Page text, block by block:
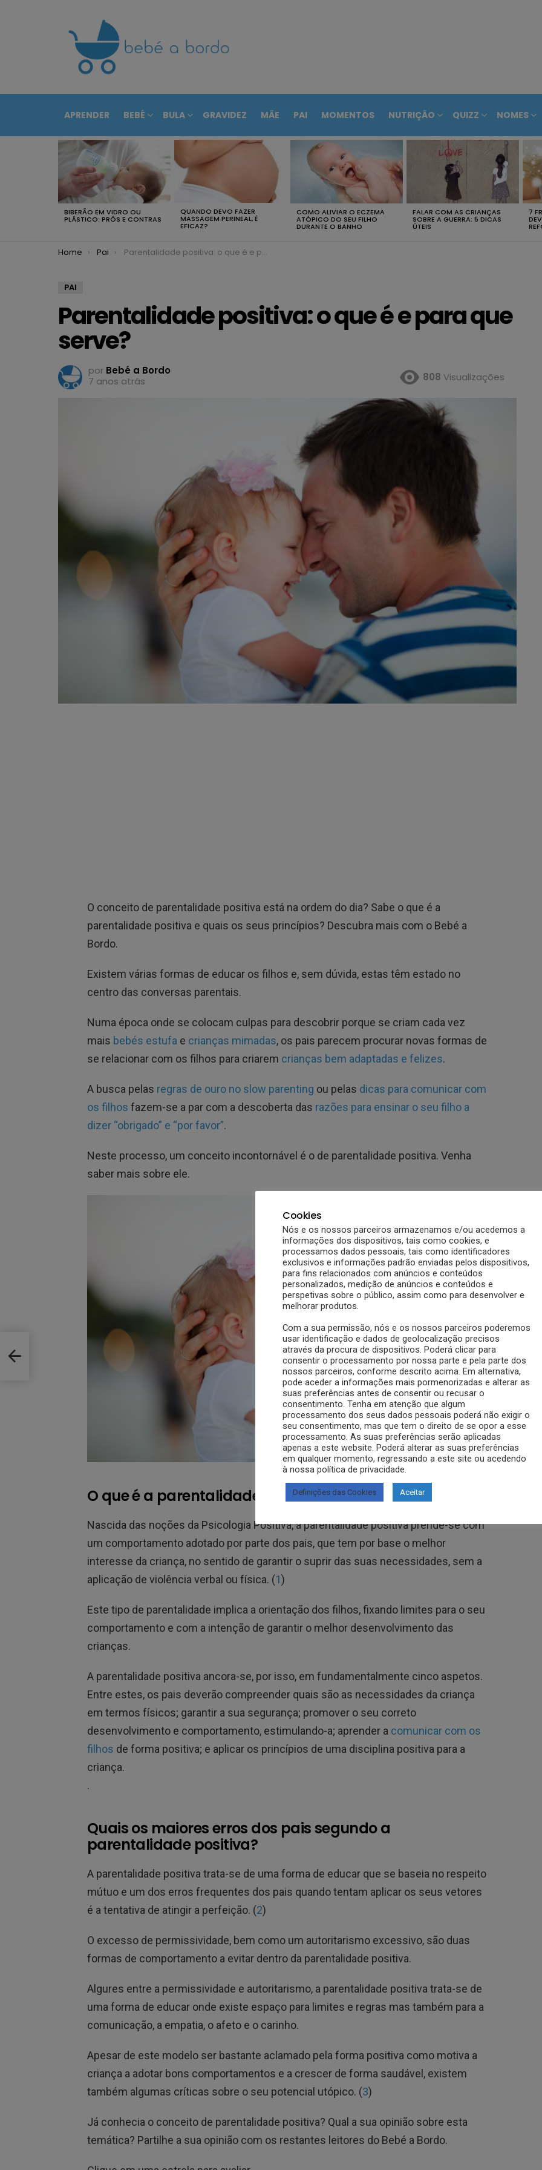
APRENDER BEBÉ BULA GRAVIDEZ MÃE PAI MOMENTOS NUTRIÇÃO QUIZZ NOMES
RECENTEMENTE
BIBERÃO EM VIDRO OU
PLÁSTICO: PRÓS E CONTRAS
QUANDO DEVO FAZER
MASSAGEM PERINEAL, É
EFICAZ?
COMO ALIVIAR O ECZEMA
ATÓPICO DO SEU FILHO
DURANTE O BANHO
FALAR COM AS CRIANÇAS
SOBRE A GUERRA: 5 DICAS
ÚTEIS
7
You are here:
Home Pai Parentalidade positiva: o que é e para que serve?
PAI
Parentalidade positiva: o que é e para que
serve?
por Bebé a Bordo
7 anos atrás
808 Visualizações
O conceito de parentalidade positiva está na ordem do dia? Sabe o que é a
parentalidade positiva e quais os seus princípios? Descubra mais com o Bebé a
Bordo.
Existem várias formas de educar os filhos e, sem dúvida, estas têm estado no
centro das conversas parentais.
Numa época onde se colocam culpas para descobrir porque se criam cada vez
mais bebés estufa e crianças mimadas, os pais parecem procurar novas formas de
se relacionar com os filhos para criarem crianças bem adaptadas e felizes.
A busca pelas regras de ouro no slow parenting ou pelas dicas para comunicar com
os filhos fazem-se a par com a descoberta das razões para ensinar o seu filho a
dizer “obrigado” e “por favor”.
Neste processo, um conceito incontornável é o de parentalidade positiva. Venha
saber mais sobre ele.
O que é a parentalidade positiva?
Nascida das noções da Psicologia Positiva, a parentalidade positiva prende-se com
um comportamento adotado por parte dos pais, que tem por base o melhor
interesse da criança, no sentido de garantir o suprir das suas necessidades, sem a
aplicação de violência verbal ou física. (1)
Este tipo de parentalidade implica a orientação dos filhos, fixando limites para o seu
comportamento e com a intenção de garantir o melhor desenvolvimento das
crianças.
A parentalidade positiva ancora-se, por isso, em fundamentalmente cinco aspetos.
Entre estes, os pais deverão compreender quais são as necessidades da criança
em termos físicos; garantir a sua segurança; promover o seu correto
desenvolvimento e comportamento, estimulando-a; aprender a comunicar com os
filhos de forma positiva; e aplicar os princípios de uma disciplina positiva para a
criança.
.
Quais os maiores erros dos pais segundo a
parentalidade positiva?
A parentalidade positiva trata-se de uma forma de educar que se baseia no respeito
mútuo e um dos erros frequentes dos pais quando tentam aplicar os seus vetores
é a tentativa de atingir a perfeição. (2)
O excesso de permissividade, bem como um autoritarismo excessivo, são duas
formas de comportamento a evitar dentro da parentalidade positiva.
Algures entre a permissividade e autoritarismo, a parentalidade positiva trata-se de
uma forma de educar onde existe espaço para limites e regras mas também para a
comunicação, a empatia, o afeto e o carinho.
Apesar de este modelo ser bastante aclamado pela forma positiva como motiva a
criança a adotar bons comportamentos e a crescer de forma saudável, existem
também algumas críticas sobre o seu potencial utópico. (3)
Já conhecia o conceito de parentalidade positiva? Qual a sua opinião sobre esta
temática? Partilhe a sua opinião com os restantes leitores do Bebé a Bordo.
Cookies
Nós e os nossos parceiros armazenamos e/ou acedemos a
informações dos dispositivos, tais como cookies, e
processamos dados pessoais, tais como identificadores
exclusivos e informações padrão enviadas pelos dispositivos,
para fins relacionados com anúncios e conteúdos
personalizados, medição de anúncios e conteúdos e
perspetivas sobre o público, assim como para desenvolver e
melhorar produtos.
Com a sua permissão, nós e os nossos parceiros poderemos
usar identificação e dados de geolocalização precisos
através da procura de dispositivos. Poderá clicar para
consentir o processamento por nossa parte e pela parte dos
nossos parceiros, conforme descrito acima. Em alternativa,
pode aceder a informações mais pormenorizadas e alterar as
suas preferências antes de consentir ou recusar o
consentimento. Tenha em atenção que algum
processamento dos seus dados pessoais poderá não exigir o
seu consentimento, mas que tem o direito de se opor a esse
processamento. As suas preferências serão aplicadas
apenas a este website. Poderá alterar as suas preferências
em qualquer momento, regressando a este site ou acedendo
à nossa política de privacidade.
Definições das Cookies Aceitar